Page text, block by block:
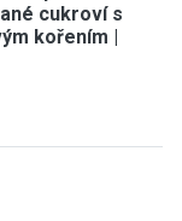
cukroví s
kořením |